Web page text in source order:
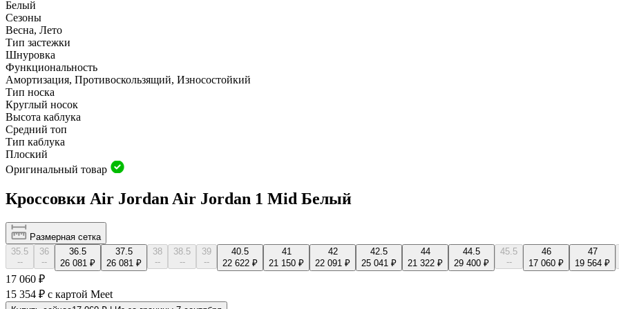
Белый
Сезоны
Весна, Лето
Тип застежки
Шнуровка
Функциональность
Амортизация, Противоскользящий, Износостойкий
Тип носка
Круглый носок
Высота каблука
Средний топ
Тип каблука
Плоский
Оригинальный товар
Кроссовки Air Jordan Air Jordan 1 Mid Белый
Размерная сетка
35.5
--
36
--
36.5
26 081 ₽
37.5
26 081 ₽
38
--
38.5
--
39
--
40.5
22 622 ₽
41
21 150 ₽
42
22 091 ₽
42.5
25 041 ₽
44
21 322 ₽
44.5
29 400 ₽
45.5
--
46
17 060 ₽
47
19 564 ₽
17 060 ₽
15 354 ₽ с картой Meet